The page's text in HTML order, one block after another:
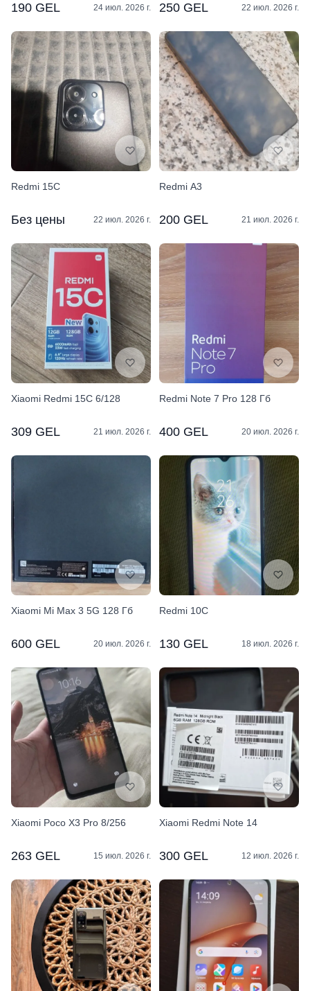
190 GEL 24 июл. 2026 г. 250 GEL 22 июл. 2026 г.
Redmi 15C
Без цены 22 июл. 2026 г.
Redmi A3
200 GEL 21 июл. 2026 г.
Xiaomi Redmi 15C 6/128
309 GEL 21 июл. 2026 г.
Redmi Note 7 Pro 128 Гб
400 GEL 20 июл. 2026 г.
Xiaomi Mi Max 3 5G 128 Гб
600 GEL 20 июл. 2026 г.
Redmi 10C
130 GEL 18 июл. 2026 г.
Xiaomi Poco X3 Pro 8/256
263 GEL 15 июл. 2026 г.
Xiaomi Redmi Note 14
300 GEL 12 июл. 2026 г.